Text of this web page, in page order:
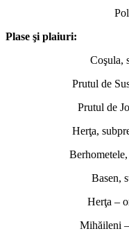
Plase şi plaiuri:
Coşula,
Prutul de
Prutul de
Herţa,
Basen,
Herţa –
Mihăileni